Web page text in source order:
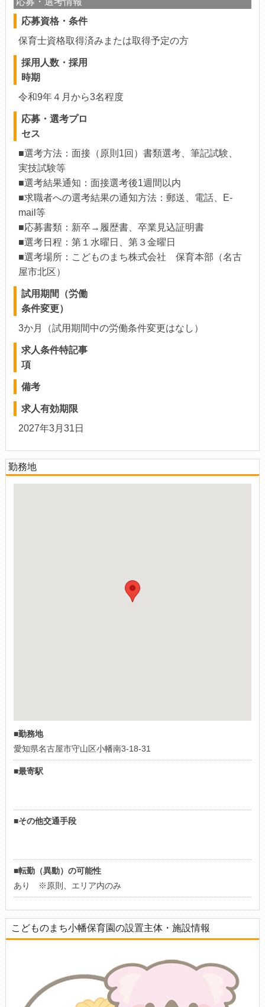
応募資格・条件
保育士資格取得済みまたは取得予定の方
採用人数・採用
時期
令和9年４月から3名程度
応募・選考プロ
セス
■選考方法：面接（原則1回）書類選考、筆記試験、
実技試験等
■選考結果通知：面接選考後1週間以内
■求職者への選考結果の通知方法：郵送、電話、E-
mail等
■応募書類：新卒→履歴書、卒業見込証明書
■選考日程：第１水曜日、第３金曜日
■選考場所：こどものまち株式会社 保育本部（名古
屋市北区）
試用期間（労働
条件変更）
3か月（試用期間中の労働条件変更はなし）
求人条件特記事
項
備考
求人有効期限
2027年3月31日
勤務地
■勤務地
愛知県名古屋市守山区小幡南3-18-31
■最寄駅
■その他交通手段
■転勤（異動）の可能性
あり ※原則、エリア内のみ
こどものまち小幡保育園の設置主体・施設情報